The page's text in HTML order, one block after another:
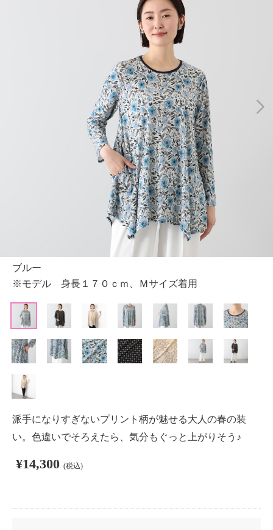
ブルー
※モデル 身長１７０ｃｍ、Ｍサイズ着用
派手になりすぎないプリント柄が魅せる大人の春の装
い。色違いでそろえたら、気分もぐっと上がりそう♪
¥14,300 (税込)